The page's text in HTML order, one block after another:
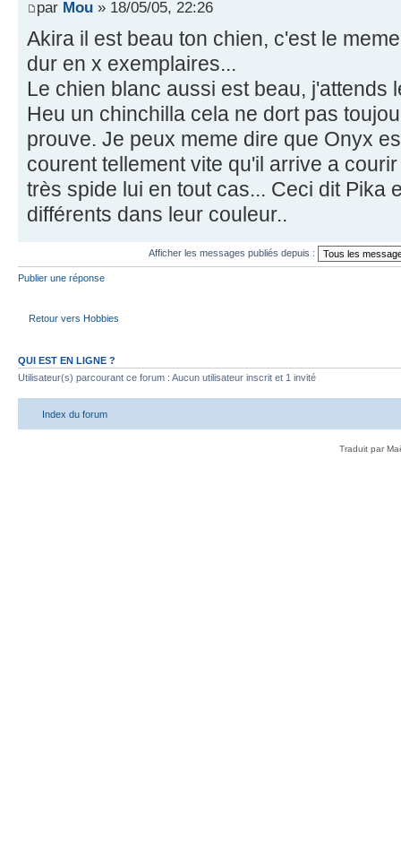
par Mou » 18/05/05, 22:26
Akira il est beau ton chien, c'est le
dur en x exemplaires...
Le chien blanc aussi est beau, j'attends
Heu un chinchilla cela ne dort pas
prouve. Je peux meme dire que Onyx
courent tellement vite qu'il arrive a
très spide lui en tout cas... Ceci dit Pika
différents dans leur couleur..
Afficher les messages publiés depuis :
Publier une réponse
Retour vers Hobbies
QUI EST EN LIGNE ?
Utilisateur(s) parcourant ce forum : Aucun utilisateur inscrit et 1 invité
Index du forum
Traduit par